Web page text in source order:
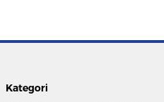
Kategori